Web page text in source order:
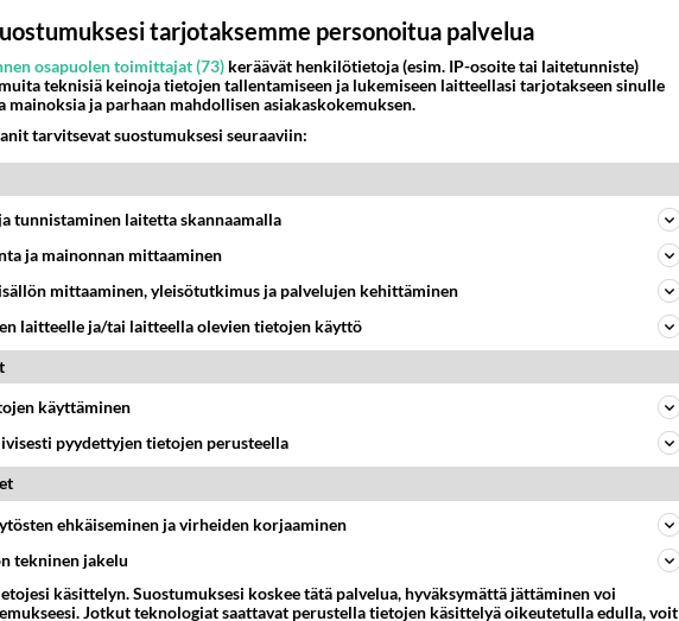
Kommentoi aloitusta...
Ketjusta on poistettu2sääntöjenvastaista viestiä.
KESKUSTELUT
KUUKAUSI
ei mene hyvin
327
Aitolehden isäpuoli on tämä suosittu laulaja
Martina Aitolehti on seurattu julkisuuden henkilö. Lähipiiriin mahtuu muitakin tunnettuja henkilöitä. Tiesitkö, että Ma
1332
Maailman menoa
tarjotaksemme personoitua palvelua
osapuolen toimittajat (73) keräävät henkilötietoja (esim. IP-osoite tai laitetunniste)
teknisiä keinoja tietojen tallentamiseen ja lukemiseen laitteellasi tarjotakseen sinulle
ja parhaan mahdollisen asiakaskokemuksen.
tarvitsevat suostumuksesi seuraaviin:
tunnistaminen laitetta skannaamalla
ja mainonnan mittaaminen
mittaaminen, yleisötutkimus ja palvelujen kehittäminen
laitteelle ja/tai laitteella olevien tietojen käyttö
käyttäminen
pyydettyjen tietojen perusteella
ehkäiseminen ja virheiden korjaaminen
tekninen jakelu
käsittelyn. Suostumuksesi koskee tätä palvelua, hyväksymättä jättäminen voi
Jotkut teknologiat saattavat perustella tietojen käsittelyä oikeutetulla edulla, voit